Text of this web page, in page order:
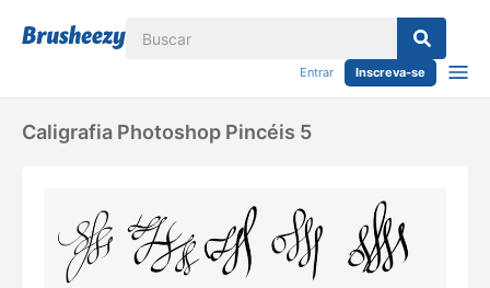
Entrar Inscreva-se
Caligrafia Photoshop Pincéis 5